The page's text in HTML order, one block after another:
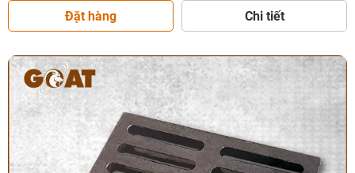
Đặt hàng Chi tiết